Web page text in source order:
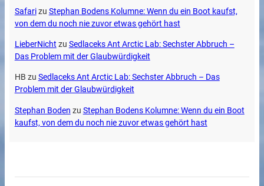
Safarizu Stephan Bodens Kolumne: Wenn du ein Boot kaufst,
von dem du noch nie zuvor etwas gehört hast
LieberNicht zu Sedlaceks Ant Arctic Lab: Sechster Abbruch –
Das Problem mit der Glaubwürdigkeit
HB zu Sedlaceks Ant Arctic Lab: Sechster Abbruch – Das
Problem mit der Glaubwürdigkeit
Stephan Boden zu Stephan Bodens Kolumne: Wenn du ein Boot
kaufst, von dem du noch nie zuvor etwas gehört hast